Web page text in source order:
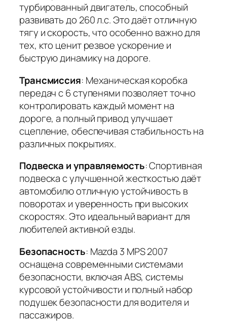
турбированный двигатель, способный
развивать до 260 л.с. Это даёт отличную
тягу и скорость, что особенно важно для
тех, кто ценит резвое ускорение и
быструю динамику на дороге.
Трансмиссия: Механическая коробка
передач с 6 ступенями позволяет точно
контролировать каждый момент на
дороге, а полный привод улучшает
сцепление, обеспечивая стабильность на
различных покрытиях.
Подвеска и управляемость: Спортивная
подвеска с улучшенной жесткостью даёт
автомобилю отличную устойчивость в
поворотах и уверенность при высоких
скоростях. Это идеальный вариант для
любителей активной езды.
Безопасность: Mazda 3 MPS 2007
оснащена современными системами
безопасности, включая ABS, системы
курсовой устойчивости и полный набор
подушек безопасности для водителя и
пассажиров.